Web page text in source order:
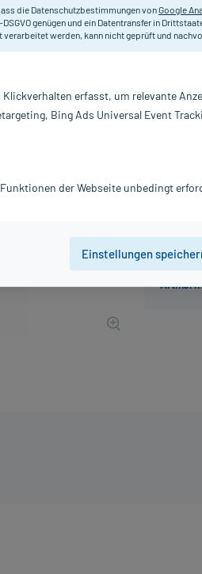
Ermöglicht
Hersteller:
die Datenschutzbestimmungen vonGoogle
genügen und ein Datentransfer in
verarbeitet werden, kann nicht geprüft und
erfasst, um relevante
Bing Ads Universal Event
der Webseite unbedingt
Einstellungen